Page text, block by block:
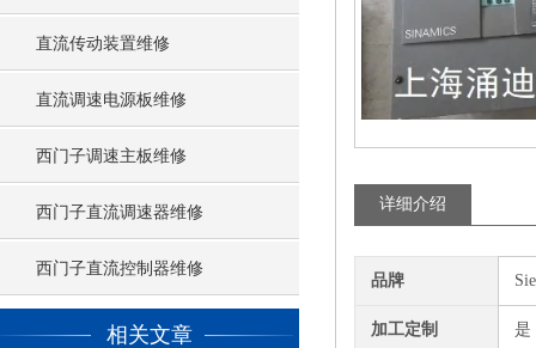
直流传动装置维修
直流调速电源板维修
西门子调速主板维修
西门子直流调速器维修
西门子直流控制器维修
相关文章
详细介绍
品牌
加工定制 是